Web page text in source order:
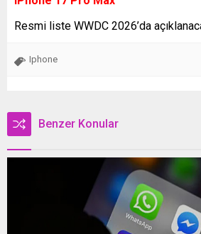
Resmi liste WWDC 2026’da
Iphone
Benzer Konular